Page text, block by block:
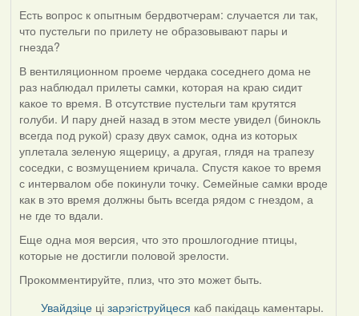
Есть вопрос к опытным бердвотчерам: случается ли так,
что пустельги по прилету не образовывают пары и
гнезда?
В вентиляционном проеме чердака соседнего дома не
раз наблюдал прилеты самки, которая на краю сидит
какое то время. В отсутствие пустельги там крутятся
голуби. И пару дней назад в этом месте увидел (бинокль
всегда под рукой) сразу двух самок, одна из которых
уплетала зеленую ящерицу, а другая, глядя на трапезу
соседки, с возмущением кричала. Спустя какое то время
с интервалом обе покинули точку. Семейные самки вроде
как в это время должны быть всегда рядом с гнездом, а
не где то вдали.
Еще одна моя версия, что это прошлогодние птицы,
которые не достигли половой зрелости.
Прокомментируйте, плиз, что это может быть.
Увайдзіце цізарэгіструйцеся каб пакідаць каментары.